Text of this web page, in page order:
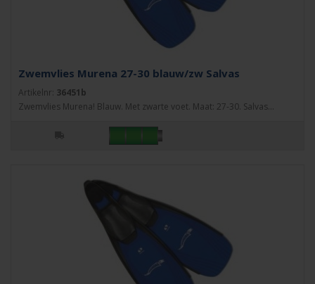
Zwemvlies Murena 27-30 blauw/zw Salvas
Artikelnr: 36451b
Zwemvlies Murena! Blauw. Met zwarte voet. Maat: 27-30. Salvas...